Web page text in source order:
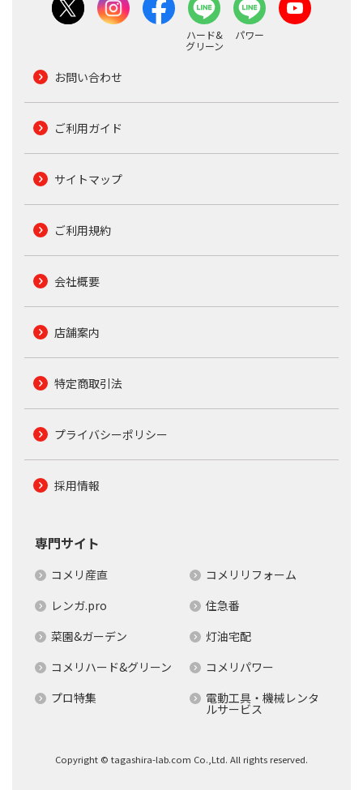
ハード&
グリーン
パワー
お問い合わせ
ご利用ガイド
サイトマップ
ご利用規約
会社概要
店舗案内
特定商取引法
プライバシーポリシー
採用情報
専門サイト
コメリ産直
コメリリフォーム
レンガ.pro
住急番
菜園&ガーデン
灯油宅配
コメリハード&グリーン
コメリパワー
プロ特集
電動工具・機械レンタ
ルサービス
Copyright © tagashira-lab.com Co.,Ltd. All rights reserved.